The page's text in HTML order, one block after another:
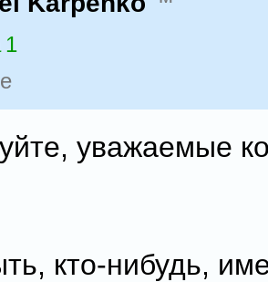
1
уважаемые
кто-нибудь,